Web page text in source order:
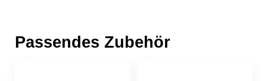
Passendes Zubehör